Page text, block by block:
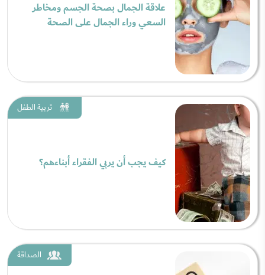
علاقة الجمال بصحة الجسم ومخاطر
السعي وراء الجمال على الصحة
تربية الطفل
كيف يجب أن يربي الفقراء أبناءهم؟
الصداقة